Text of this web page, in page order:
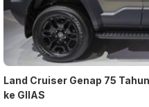
Land Cruiser Genap 75
ke GIIAS